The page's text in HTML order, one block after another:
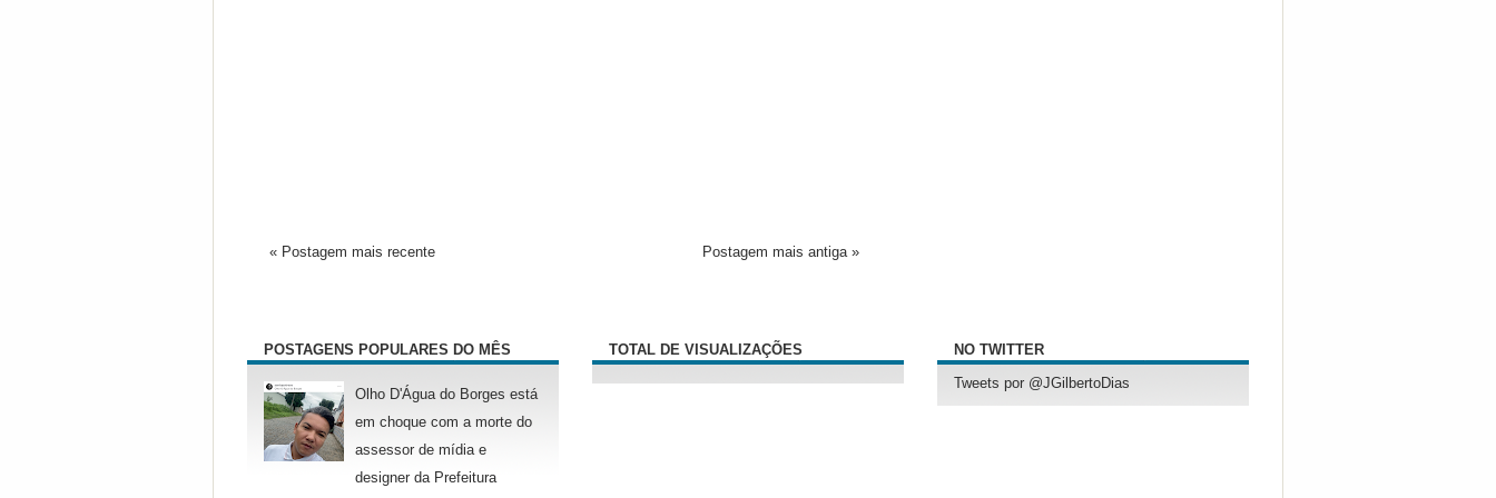
« Postagem mais recente Postagem mais antiga »
POSTAGENS POPULARES DO MÊS
Olho D'Água do Borges está
em choque com a morte do
assessor de mídia e
designer da Prefeitura
TOTAL DE VISUALIZAÇÕES NO TWITTER
Tweets por @JGilbertoDias